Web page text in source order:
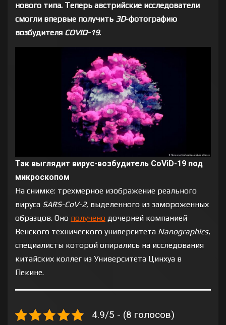
нового типа. Теперь австрийские исследователи
смогли впервые получить 3D-фотографию
возбудителя COVID-19.
Так выглядит вирус-возбудитель CoViD-19 под
микроскопом
На снимке: трехмерное изображение реального
вируса SARS-CoV-2, выделенного из замороженных
образцов. Оно получено дочерней компанией
Венского технического университета Nanographics,
специалисты которой опирались на исследования
китайских коллег из Университета Цинхуа в
Пекине.
4.9/5 - (8 голосов)